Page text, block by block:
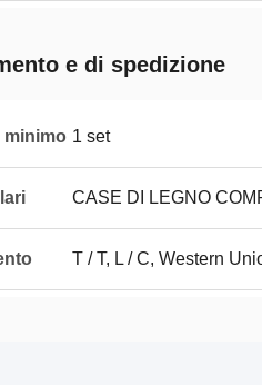
e di spedizione
minimo 1 set
CASE DI LEGNO
T / T, L / C, Western